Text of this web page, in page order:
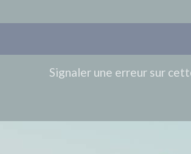
Signaler une erreur sur